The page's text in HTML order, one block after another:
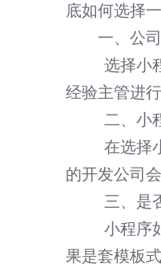
短视频
微官网建设 ·
底如何选择
一、公
选择小
经验主管进
二、小程
在选择小
的开发公司
三、是否
小程序如
果是套模板